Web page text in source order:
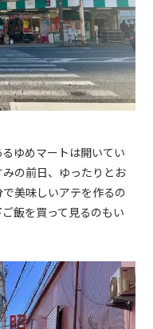
ゆめマートは開いてい
の前日、ゆったりとお
美味しいアテを作るの
飯を買って見るのもい